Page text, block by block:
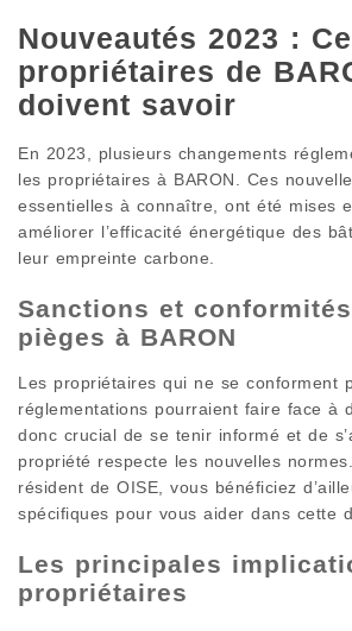
Nouveautés 2023 :
propriétaires de
doivent savoir
En 2023, plusieurs changements
les propriétaires à BARON. Ces
essentielles à connaître, ont été mises
améliorer l’efficacité énergétique des
leur empreinte carbone.
Sanctions et
pièges à BARON
Les propriétaires qui ne se conforment
réglementations pourraient faire face à
donc crucial de se tenir informé et de
propriété respecte les nouvelles
résident de OISE, vous bénéficiez
spécifiques pour vous aider dans cette
Les principales
propriétaires